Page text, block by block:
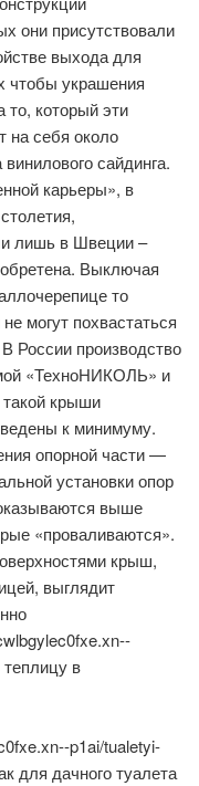
они присутствовали
выхода для
чтобы украшения
то, который эти
на себя около
сайдинга.
карьеры», в
лишь в Швеции –
Выключая
то
могут похвастаться
России производство
«ТехноНИКОЛЬ» и
крыши
к минимуму.
опорной части —
установки опор
выше
«проваливаются».
крыш,
выглядит
в
p1ai/tualetyi-
для дачного туалета